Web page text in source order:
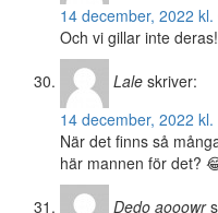
14 december, 2022
Och vi gillar inte
Lale skriver:
14 december, 2022 kl.
När det finns så
här mannen för det?
Dedo aooowr